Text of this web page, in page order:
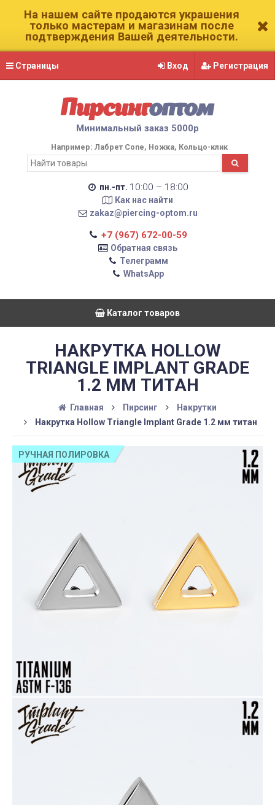
На нашем сайте продаются украшения
только мастерам и магазинам после
подтверждения Вашей деятельности.
Страницы Вход Регистрация
Пирсингоптом
Минимальный заказ 5000р
Например: Лабрет Cone Ножка Кольцо-клик
пн.-пт. 10:00 – 18:00
Как нас найти
zakaz@piercing-optom.ru
+7 (967) 672-00-59
Обратная связь
Телеграмм
WhatsApp
Каталог товаров
НАКРУТКА HOLLOW
TRIANGLE IMPLANT GRADE
1.2 ММ ТИТАН
Главная Пирсинг
Накрутки
Накрутка Hollow Triangle Implant Grade 1.2 мм титан
РУЧНАЯ ПОЛИРОВКА